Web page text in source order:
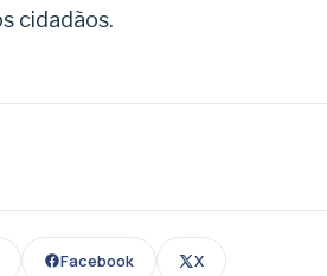
cidadãos.
Facebook X